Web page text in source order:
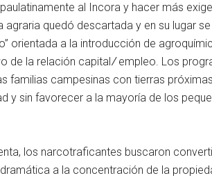
al Incora y hacer más
agraria quedó descartada y en su lugar
orientada a la introducción de
de la relación capital ∕ empleo. Los
familias campesinas con tierras
y sin favorecer a la mayoría de los
los narcotraficantes buscaron
a la concentración de la